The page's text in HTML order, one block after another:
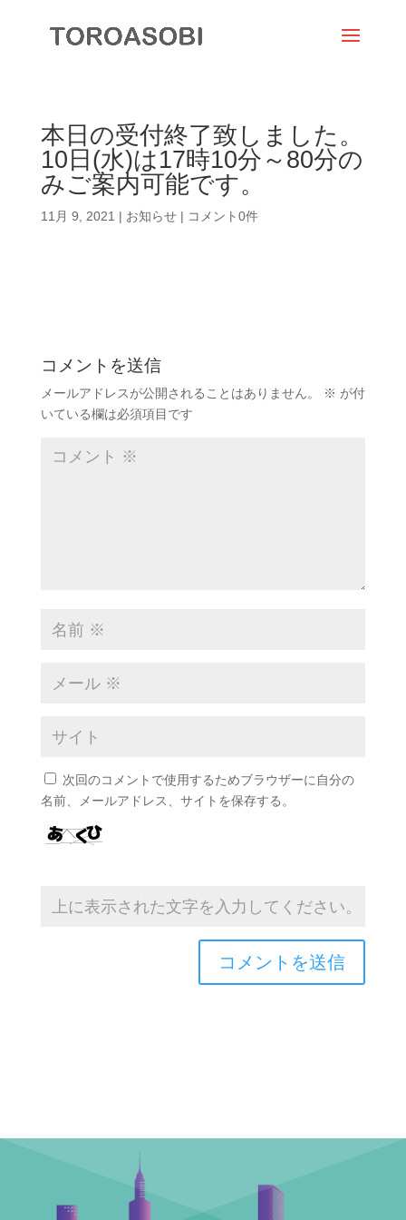
本日の受付終了致しました。
10日(水)は17時10分～80分の
みご案内可能です。
11月 9, 2021 | お知らせ| コメント0件
コメントを送信
メールアドレスが公開されることはありません。 ※ が付
いている欄は必須項目です
次回のコメントで使用するためブラウザーに自分の
名前、メールアドレス、サイトを保存する。